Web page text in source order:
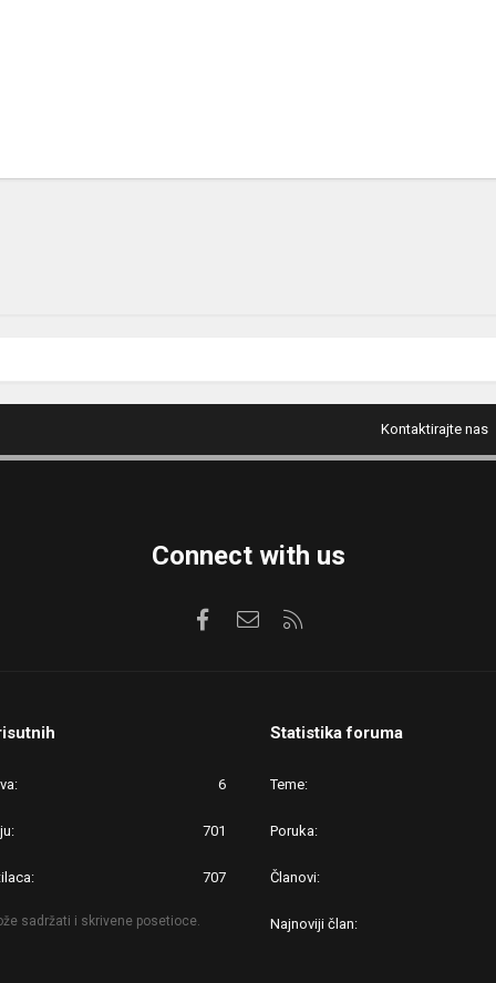
Kontaktirajte nas
Connect with us
FacebookKontaktirajte nas
6
701
707
sadržati i skrivene posetioce.
Statistika foruma
Teme
Poruka
Članovi
Najnoviji član